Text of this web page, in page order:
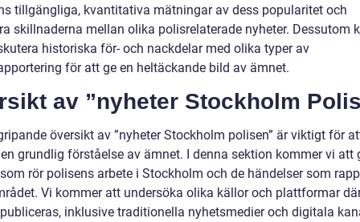
tillgängliga, kvantitativa mätningar av dess popularitet och
skillnaderna mellan olika polisrelaterade nyheter. Dessutom
historiska för- och nackdelar med olika typer av
för att ge en heltäckande bild av ämnet.
av ”nyheter Stockholm
översikt av ”nyheter Stockholm polisen” är viktigt för
grundlig förståelse av ämnet. I denna sektion kommer vi att
rör polisens arbete i Stockholm och de händelser som
Vi kommer att undersöka olika källor och plattformar
inklusive traditionella nyhetsmedier och digitala